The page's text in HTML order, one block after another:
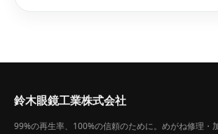
鈴木眼鏡工業株式会社
99%の再生率、100%の信頼のために。めがね修理・